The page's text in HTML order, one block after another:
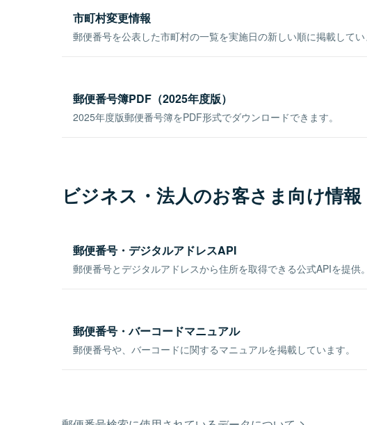
市町村変更情報
郵便番号を公表した市町村の一覧を実施日の新しい順に掲載してい
郵便番号簿PDF（2025年度版）
2025年度版郵便番号簿をPDF形式でダウンロードできます。
ビジネス・法人のお客さま向け情報
郵便番号・デジタルアドレスAPI
郵便番号とデジタルアドレスから住所を取得できる公式APIを提供。
郵便番号・バーコードマニュアル
郵便番号や、バーコードに関するマニュアルを掲載しています。